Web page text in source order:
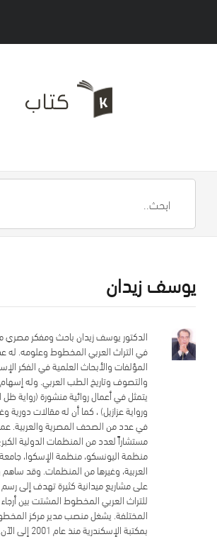
يوسف زيدان
الدكتور يوسف زيدان باحث ومفكر
في التراث العربي المخطوط وعلومه. له
المؤلفات والأبحاث العلمية في الفكر
والتصوف وتاريخ الطب العربي. وله
يتمثل في أعمال روائية منشورة (رواية
ورواية عزازيل) ، كما أن له مقالات دورية
في عدد من الصحف المصرية والعربية.
مستشاراً لعدد من المنظمات الدولية
منظمة اليونسكو، منظمة الإسكوا،
العربية، وغيرها من المنظمات. وقد
على مشاريع ميدانية كثيرة تهدف إلى
للتراث العربي المخطوط المشتت بين أرجاء
المختلفة. يشغل منصب مدير مركز
بمكتبة الإسكندرية منذ عام 2001 إلى الآن.